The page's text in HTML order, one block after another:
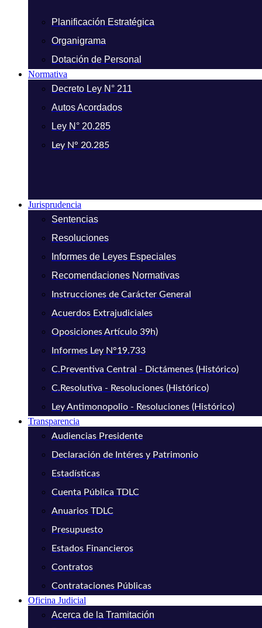
Planificación Estratégica
Organigrama
Dotación de Personal
Normativa
Decreto Ley N° 211
Autos Acordados
Ley N° 20.285
Ley N° 20.285
Jurisprudencia
Sentencias
Resoluciones
Informes de Leyes Especiales
Recomendaciones Normativas
Instrucciones de Carácter General
Acuerdos Extrajudiciales
Oposiciones Artículo 39h)
Informes Ley N°19.733
C.Preventiva Central - Dictámenes (Histórico)
C.Resolutiva - Resoluciones (Histórico)
Ley Antimonopolio - Resoluciones (Histórico)
Transparencia
Audiencias Presidente
Declaración de Intéres y Patrimonio
Estadísticas
Cuenta Pública TDLC
Anuarios TDLC
Presupuesto
Estados Financieros
Contratos
Contrataciones Públicas
Oficina Judicial
Acerca de la Tramitación